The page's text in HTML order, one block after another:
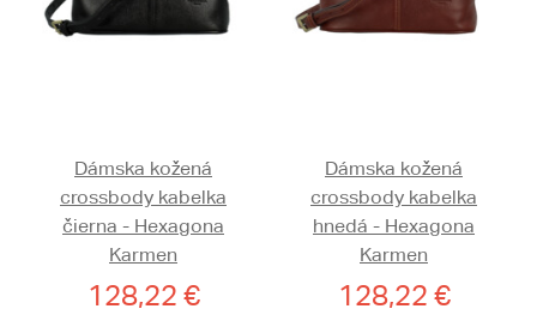
Dámska kožená
crossbody kabelka
čierna - Hexagona
Karmen
128,22 €
Dámska kožená
crossbody kabelka
hnedá - Hexagona
Karmen
128,22 €